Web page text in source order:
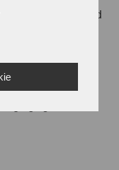
operation, an aged
to use
grain of the sole
film.
kg. 5/10